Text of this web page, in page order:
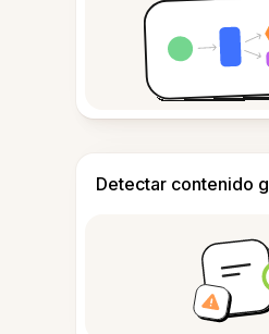
Detectar contenido